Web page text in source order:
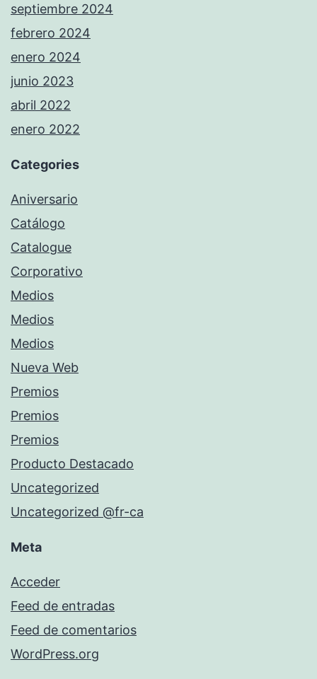
septiembre 2024
febrero 2024
enero 2024
junio 2023
abril 2022
enero 2022
Categories
Aniversario
Catálogo
Catalogue
Corporativo
Medios
Medios
Medios
Nueva Web
Premios
Premios
Premios
Producto Destacado
Uncategorized
Uncategorized @fr-ca
Meta
Acceder
Feed de entradas
Feed de comentarios
WordPress.org